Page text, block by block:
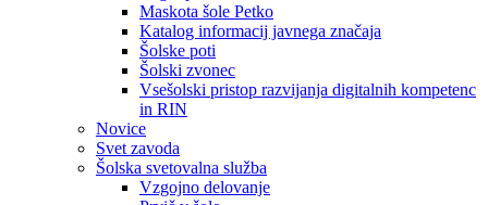
Maskota šole Petko
Katalog informacij javnega značaja
Šolske poti
Šolski zvonec
Vsešolski pristop razvijanja digitalnih kompetenc
in RIN
Novice
Svet zavoda
Šolska svetovalna služba
Vzgojno delovanje